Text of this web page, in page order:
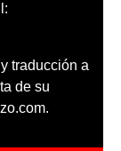
traducción a
de su